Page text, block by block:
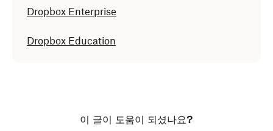
Dropbox Enterprise
Dropbox Education
이 글이 도움이 되셨나요?